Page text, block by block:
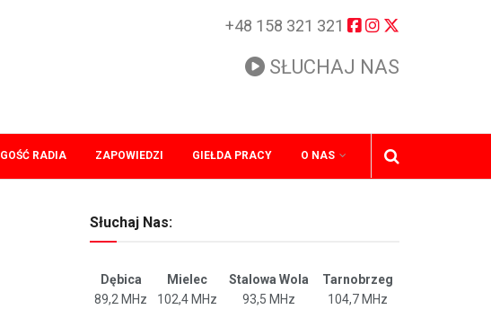
+48 158 321 321
SŁUCHAJ NAS
GOŚĆ RADIA ZAPOWIEDZI GIEŁDA PRACY O NAS
Słuchaj Nas:
Dębica Mielec Stalowa Wola
Tarnobrzeg
89,2 MHz
102,4 MHz 93,5 MHz 104,7 MHz